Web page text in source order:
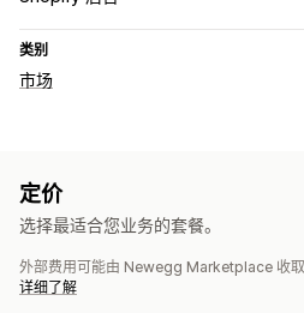
类别
市场
定价
选择最适合您业务的套餐。
外部费用可能由 Newegg Marketplace 收
详细了解